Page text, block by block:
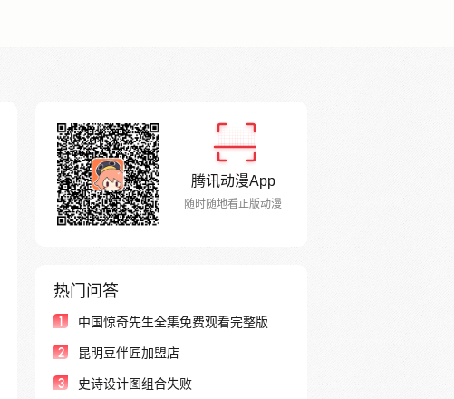
腾讯动漫App
随时随地看正版动漫
热门问答
1 中国惊奇先生全集免费观看完整版
2 昆明豆伴匠加盟店
3 史诗设计图组合失败